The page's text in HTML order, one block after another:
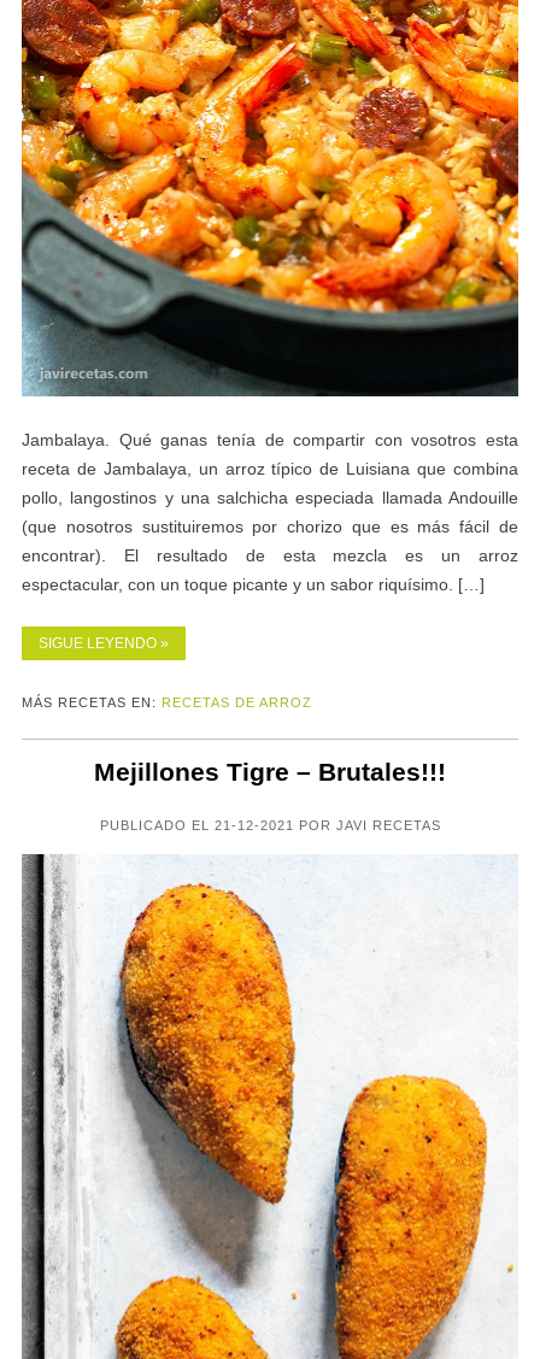
Jambalaya. Qué ganas tenía de compartir con vosotros esta
receta de Jambalaya, un arroz típico de Luisiana que combina
pollo, langostinos y una salchicha especiada llamada Andouille
(que nosotros sustituiremos por chorizo que es más fácil de
encontrar). El resultado de esta mezcla es un arroz
espectacular, con un toque picante y un sabor riquísimo. […]
SIGUE LEYENDO »
MÁS RECETAS EN: RECETAS DE ARROZ
Mejillones Tigre – Brutales!!!
PUBLICADO EL 21-12-2021 POR JAVI RECETAS